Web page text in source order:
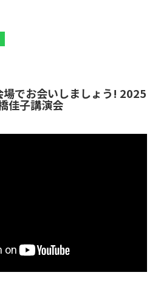
でお会いしましょう! 2025
佳子講演会